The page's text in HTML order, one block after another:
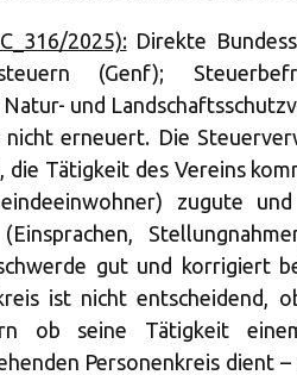
2025):Direkte
(Genf);
und
erneuert. Die
Tätigkeit des Vereins
zugute
gut und korrigiert
ist nicht entscheidend,
ob seine Tätigkeit
Personenkreis dient